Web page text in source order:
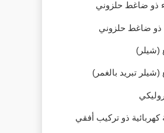
ذو ضاغط حلزوني
ذو ضاغط حلزوني
(شيلر)
تبريد بالغمر)
كهربائية ذو تركيب أفقي